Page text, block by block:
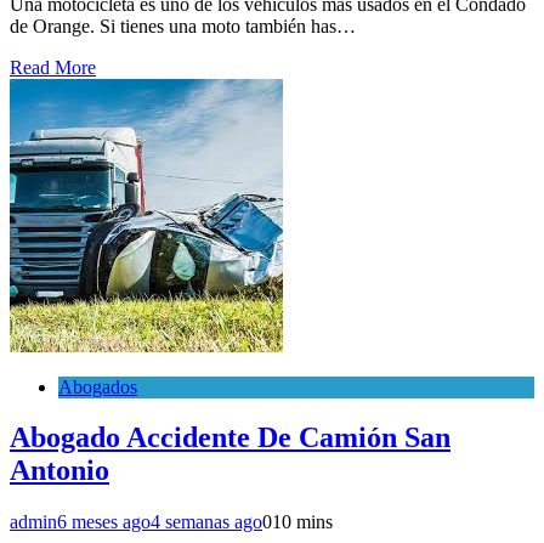
de Orange. Si tienes una moto también has…
Read More
Abogados
Abogado Accidente De Camión San
Antonio
admin6 meses ago4 semanas ago010 mins